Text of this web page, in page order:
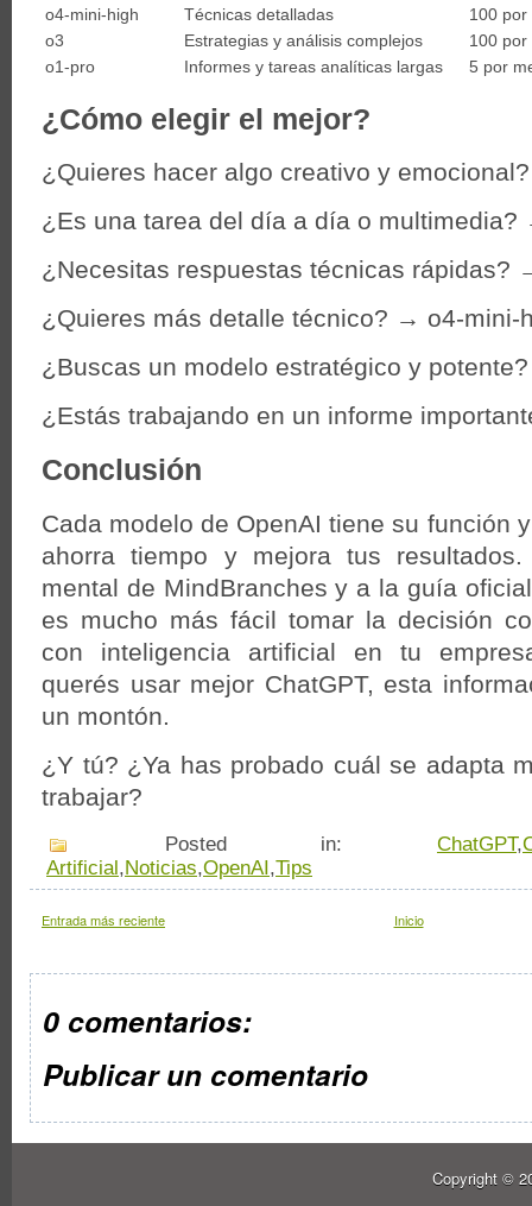
o4-mini-high
Técnicas detalladas
100 por
o3
Estrategias y análisis complejos
100 por
o1-pro
Informes y tareas analíticas largas 5 por
¿Cómo elegir el mejor?
¿Quieres hacer algo creativo y
¿Es una tarea del día a día o multimedia?
¿Necesitas respuestas técnicas rápidas?
¿Quieres más detalle técnico? → o4-mini-
¿Buscas un modelo estratégico y
¿Estás trabajando en un informe
Conclusión
Cada modelo de OpenAI tiene su función
ahorra tiempo y mejora tus
mental de MindBranches y a la guía
es mucho más fácil tomar la decisión
con inteligencia artificial en tu
querés usar mejor ChatGPT, esta
un montón.
¿Y tú? ¿Ya has probado cuál se adapta
trabajar?
Posted in: ChatGPT,
Artificial ,Noticias,OpenAI ,Tips
Entrada más reciente Inicio
0 comentarios:
Publicar un comentario
Copyright ©